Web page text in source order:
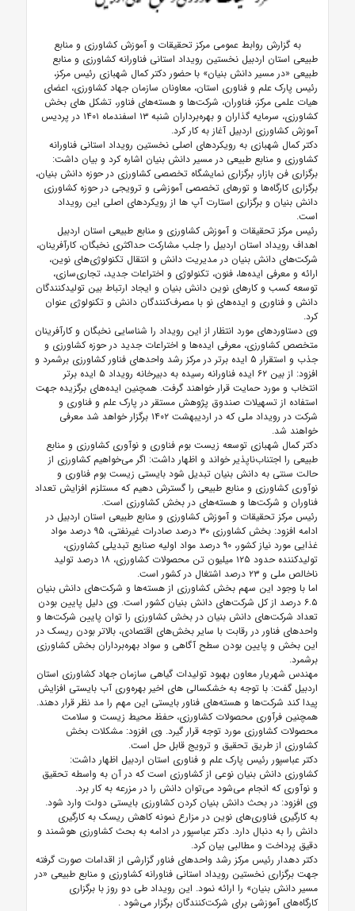
به گزارش روابط عمومی مرکز تحقیقات و آموزش کشاورزی و منابع
طبیعی استان اردبیل نخستین رویداد استانی فناورانه کشاورزی و منابع
طبیعی «در مسیر دانش بنیان» با حضور دکتر کمال شهبازی رئیس مرکز،
رئیس پارک علم و فناوری استان، معاونان سازمان جهاد کشاورزی، اعضای
هیات علمی مرکز، فناوران، شرکت‌ها و هسته‌های فناور، تشکل های بخش
کشاورزی، سرمایه گذاران و بهره‌برداران شنبه ۱۳ اسفندماه ۱۴۰۱ در پردیس
آموزش کشاورزی اردبیل آغاز به کار کرد.
دکتر کمال شهبازی به رویکردهای اصلی نخستین رویداد استانی فناورانه
کشاورزی و منابع طبیعی در مسیر دانش بنیان اشاره کرد و بیان داشت:
برگزاری فن بازار، برگزاری نمایشگاه‌ تخصصی کشاورزی در حوزه دانش بنیان،
برگزاری کارگاه‌ها و تورهای تخصصی آموزشی و ترویجی در حوزه کشاورزی
دانش بنیان و برگزاری استارت آپ ها از رویکردهای اصلی این رویداد
است.
رئیس مرکز تحقیقات و آموزش کشاورزی و منابع طبیعی استان اردبیل
اهداف رویداد استان اردبیل را جلب مشارکت حداکثری نخبگان، کارآفرینان،
شرکت‌های دانش بنیان در مدیریت دانش و انتقال تکنولوژی‌های نوین،
ارائه و معرفی ایده‌ها، فنون، تکنولوژی و اختراعات جدید، تجاری‌سازی،
توسعه کسب و کارهای نوین دانش بنیان و ایجاد ارتباط بین تولیدکنندگان
دانش و فناوری و ایده‌های نو با مصرف‌کنندگان دانش و تکنولوژی عنوان
کرد.
وی دستاوردهای مورد انتظار از این رویداد را شناسایی نخبگان و کارآفرینان
متخصص کشاورزی، معرفی ایده‌ها و اختراعات جدید در حوزه کشاورزی و
جذب و استقرار ۵ ایده برتر در مرکز رشد واحدهای فناور کشاورزی برشمرد و
افزود: از بین ۶۲ ایده فناورانه رسیده به دبیرخانه رویداد ۵ ایده برتر
انتخاب و مورد حمایت قرار خواهند گرفت. همچنین ایده‌های برگزیده جهت
استفاده از تسهیلات صندوق پژوهش مستقر در پارک علم و فناوری و
شرکت در رویداد ملی که در اردیبهشت ۱۴۰۲ برگزار خواهد شد معرفی
خواهند شد.
دکتر کمال شهبازی توسعه زیست بوم فناوری و نوآوری کشاورزی و منابع
طبیعی را اجتناب‌ناپذیر خواند و اظهار داشت: اگر می‌خواهیم کشاورزی از
حالت سنتی به دانش بنیان تبدیل شود بایستی زیست بوم فناوری و
نوآوری کشاورزی و منابع طبیعی را گسترش دهیم که مستلزم افزایش تعداد
فناوران و شرکت‌ها و هسته‌های در بخش کشاورزی است.
رئیس مرکز تحقیقات و آموزش کشاورزی و منابع طبیعی استان اردبیل در
ادامه افزود: بخش کشاورزی ۳۰ درصد صادرات غیرنفتی، ۹۵ درصد مواد
غذایی مورد نیاز کشور، ۹۰ درصد مواد اولیه صنایع تبدیلی کشاورزی،
تولیدکننده حدود ۱۲۵ میلیون تن محصولات کشاورزی، ۱۸ درصد تولید
ناخالص ملی و ۲۳ درصد اشتغال در کشور است.
اما با وجود این سهم بخش کشاورزی از هسته‌ها و شرکت‌های دانش بنیان
۶.۵ درصد از کل شرکت‌های دانش بنیان کشور است. وی دلیل پایین بودن
تعداد شرکت‌های دانش بنیان در بخش کشاورزی را توان پایین شرکت‌ها و
واحدهای فناور در رقابت با سایر بخش‌های اقتصادی، بالاتر بودن ریسک در
این بخش و پایین بودن سطح آگاهی و سواد بهره‌برداران بخش کشاورزی
برشمرد.
مهندس شهریار معاون بهبود تولیدات گیاهی سازمان جهاد کشاورزی استان
اردبیل گفت: با توجه به خشکسالی های اخیر بهره‌وری آب بایستی افزایش
پیدا کند شرکت‌ها و هسته‌های فناور بایستی این مهم را مد نظر قرار دهند.
همچنین فرآوری محصولات کشاورزی، حفظ محیط زیست و سلامت
محصولات کشاورزی مورد توجه قرار گیرد. وی افزود: مشکلات بخش
کشاورزی از طریق تحقیق و ترویج قابل حل است.
دکتر عباسپور رئیس پارک علم و فناوری استان اردبیل اظهار داشت:
کشاورزی دانش بنیان نوعی از کشاورزی است که در آن به واسطه تحقیق
و نوآوری که انجام می‌شود می‌توان دانش را در مزرعه به کار برد.
وی افزود: در بحث دانش بنیان کردن کشاورزی بایستی دولت وارد شود.
به کارگیری فناوری‌های نوین در مزارع نمونه کاهش ریسک به کارگیری
دانش را به دنبال دارد. دکتر عباسپور در ادامه به بحث کشاورزی هوشمند و
دقیق پرداخت و مطالبی بیان کرد.
دکتر دهدار رئیس مرکز رشد واحدهای فناور گزارشی از اقدامات صورت گرفته
جهت برگزاری نخستین رویداد استانی فناورانه کشاورزی و منابع طبیعی «در
مسیر دانش بنیان» را ارائه نمود. این رویداد طی دو روز با برگزاری
کارگاه‌های آموزشی برای شرکت‌کنندگان برگزار می‌شود .